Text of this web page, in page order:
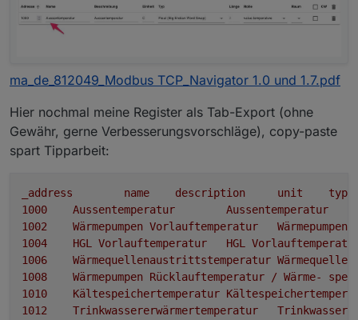
ma_de_812049_Modbus TCP_Navigator 1.0 und 1.7.pdf
Hier nochmal meine Register als Tab-Export (ohne
Gewähr, gerne Verbesserungsvorschläge), copy-paste
spart Tipparbeit:
_address name description unit
type
Aussentemperatur
Aussentemperatur
Wärmepumpen Vorlauftemperatur Wärmepumpen
HGL Vorlauftemperatur HGL
Wärmequellenaustrittstemperatur
Wärmepumpen Rücklauftemperatur / Wärme-
Kältespeichertemperatur
Trinkwassererwärmertemperatur